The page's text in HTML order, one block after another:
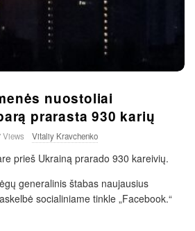
nuostoliai
prarasta 930 karių
Views Vitaliy Kravchenko
prieš Ukrainą prarado 930 kareivių.
generalinis štabas naujausius
socialiniame tinkle „Facebook.“